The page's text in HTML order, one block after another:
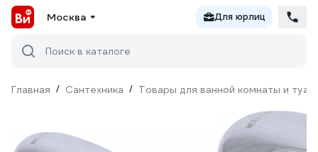
Москва Для юрлиц
Поиск в каталоге
Главная / Сантехника / Товары для ванной комнаты и